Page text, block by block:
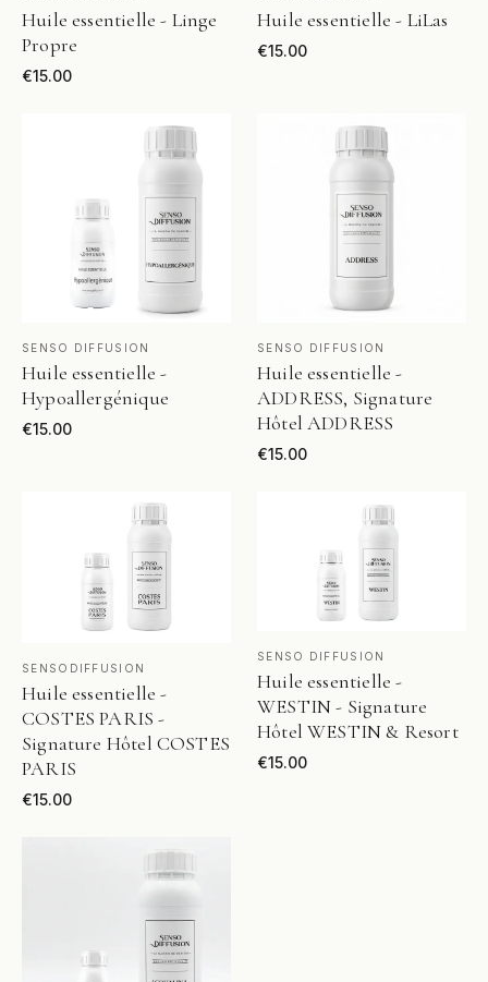
Huile essentielle - Linge
Propre
€15.00
Huile essentielle - LiLas
€15.00
VOIR LE PRODUIT
SENSO DIFFUSION
Huile essentielle -
Hypoallergénique
€15.00
VOIR LE PRODUIT
SENSO DIFFUSION
Huile essentielle -
ADDRESS, Signature
Hôtel ADDRESS
€15.00
VOIR LE PRODUIT
SENSODIFFUSION
Huile essentielle -
COSTES PARIS -
Signature Hôtel COSTES
PARIS
€15.00
VOIR LE PRODUIT
SENSO DIFFUSION
Huile essentielle -
WESTIN - Signature
Hôtel WESTIN & Resort
€15.00